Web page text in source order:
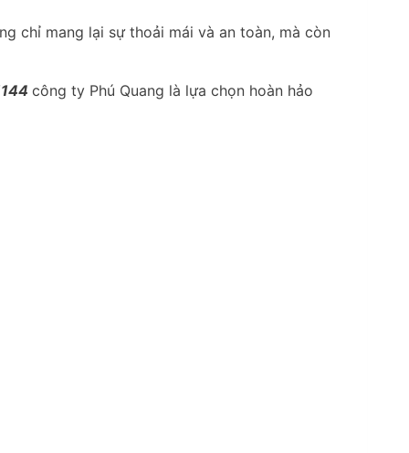
chỉ mang lại sự thoải mái và an toàn, mà còn
công ty Phú Quang là lựa chọn hoàn hảo